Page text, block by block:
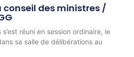
des ministres /
réuni en session ordinaire, le
sa salle de délibérations au